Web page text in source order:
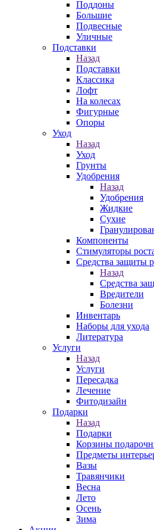
Поддоны
Большие
Подвесные
Уличные
Подставки
Назад
Подставки
Классика
Лофт
На колесах
Фигурные
Опоры
Уход
Назад
Уход
Грунты
Удобрения
Назад
Удобрения
Жидкие
Сухие
Компоненты
Стимуляторы
Средства защиты
Назад
Средства
Вредители
Болезни
Инвентарь
Наборы для ухода
Литература
Услуги
Назад
Услуги
Пересадка
Лечение
Фитодизайн
Подарки
Назад
Подарки
Корзины
Предметы
Вазы
Травянчики
Весна
Лето
Осень
Зима